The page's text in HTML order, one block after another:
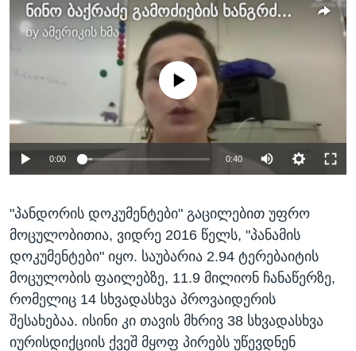
ნინო ბაქრაძე გამოძიების ხანგრძლივობაზე
by ამერიკის ხმა
No media source currently available
0:00 0:40
"პანდორის დოკუმენტები" გაცილებით უფრო
მოცულობითია, ვიდრე 2016 წელს, "პანამის
დოკუმენტები" იყო. საუბარია 2.94 ტერებაიტის
მოცულობის ფაილებზე, 11.9 მილიონ ჩანაწერზე,
რომელიც 14 სხვადასხვა პროვაიდერის
შესახებაა. ისინი კი თავის მხრივ 38 სხვადასხვა
იურისდიქციის ქვეშ მყოფ პირებს უწევდნენ